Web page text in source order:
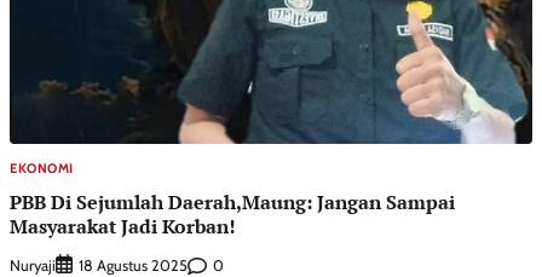
EKONOMI
PBB Di Sejumlah Daerah,Maung: Jangan Sampai
Masyarakat Jadi Korban!
Nuryaji 18 Agustus 2025 0